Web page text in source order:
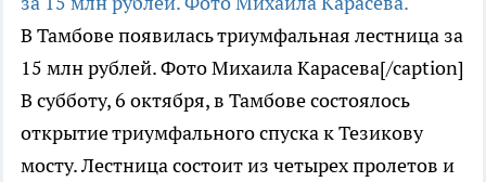
В Тамбове появилась триумфальная лестница за
15 млн рублей. Фото Михаила Карасева[/caption]
В субботу, 6 октября, в Тамбове состоялось
открытие триумфального спуска к Тезикову
мосту. Лестница состоит из четырех пролетов и